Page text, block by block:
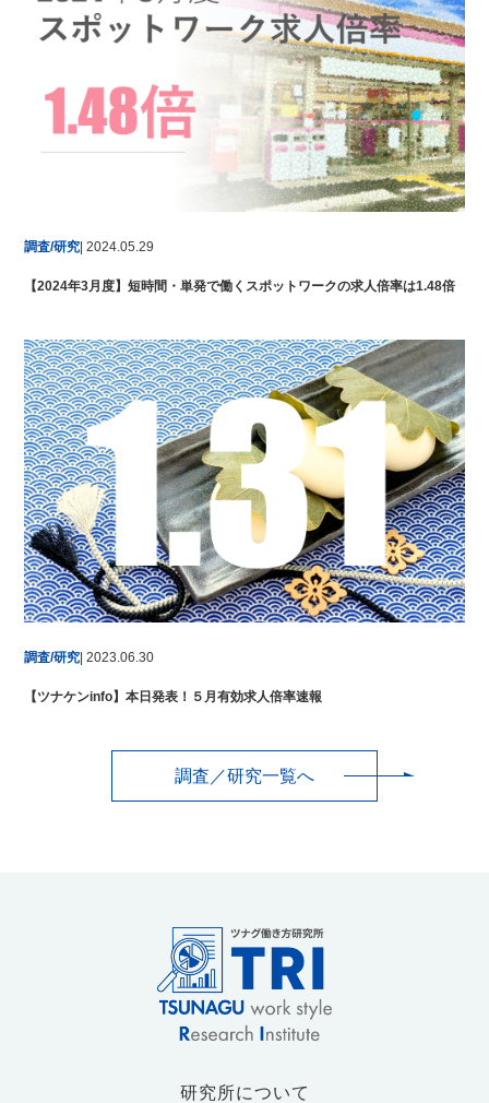
調査/研究 | 2024.05.29
【2024年3月度】短時間・単発で働くスポットワークの求人倍率は1.48倍
調査/研究| 2023.06.30
【ツナケンinfo】本日発表！５月有効求人倍率速報
調査／研究一覧へ
研究所について